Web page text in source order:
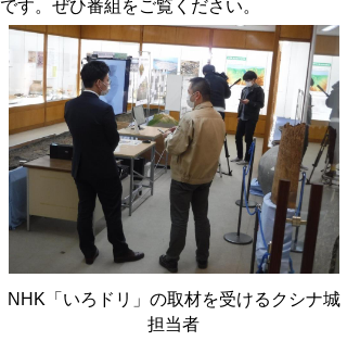
です。ぜひ番組をご覧ください。
NHK「いろドリ」の取材を受けるクシナ城
担当者